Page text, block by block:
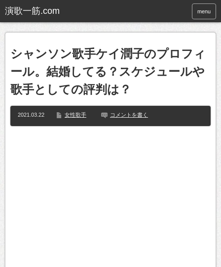
menu
シャンソン歌手ケイ潤子のプロフィ
ール。結婚してる？スケジュールや
歌手としての評判は？
2021.03.22 女性歌手 コメントを書く